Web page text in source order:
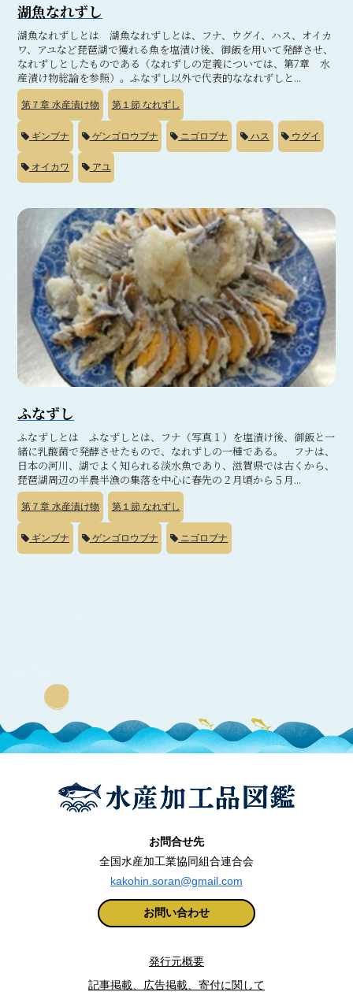
湖魚なれずし
湖魚なれずしとは 湖魚なれずしとは、フナ、ウグイ、ハス、オイカ
ワ、アユなど琵琶湖で獲れる魚を塩漬け後、御飯を用いて発酵させ、
なれずしとしたものである（なれずしの定義については、第7章 水
産漬け物総論を参照）。ふなずし以外で代表的ななれずしと...
第７章 水産漬け物 第１節なれずし
ギンブナ ゲンゴロウブナ ニゴロブナ ハス ウグイ
オイカワ アユ
ふなずし
ふなずしとは ふなずしとは、フナ（写真１）を塩漬け後、御飯と一
緒に乳酸菌で発酵させたもので、なれずしの一種である。 フナは、
日本の河川、湖でよく知られる淡水魚であり、滋賀県では古くから、
琵琶湖周辺の半農半漁の集落を中心に春先の２月頃から５月...
第７章 水産漬け物 第１節なれずし
ギンブナ ゲンゴロウブナ ニゴロブナ
お問合せ先
全国水産加工業協同組合連合会
kakohin.soran@gmail.com
お問い合わせ
発行元概要
記事掲載、広告掲載、寄付に関して